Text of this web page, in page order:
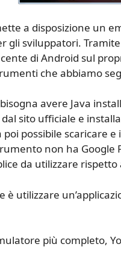
a disposizione un
gli sviluppatori.
di Android sul
che abbiamo
avere Java
sito ufficiale e
possibile scaricare
non ha
da utilizzare
è utilizzare
più completo,